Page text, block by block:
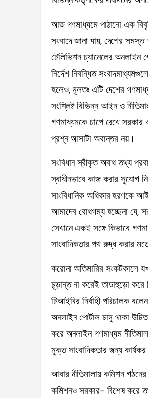
আজ গণমাধ্যমে পাঠানো এক
সংবাদে জানা যায়, দেশের
টেলিভিশন চ্যানেলের অনলাইন
নির্দেশ নিবন্ধিত
হলেও, মূলতঃ এটি দেশের
সংশ্লিষ্ট বিভিন্ন আইন ও
গণমাধ্যমকে চাপে রেখে সরকার
প্রশ্ন আসাটা অবান্তর নয়।
সংবিধান স্বীকৃত অবাধ তথ্য
স্বাধীনভাবে কাজ করার সুযোগ
সাংবিধানিক অধিকার হরণকে
আমাদের বোধগম্য হচ্ছেনা যে,
সেখানে একই সঙ্গে কিভাবে
সাংবাদিকতার পথ রুদ্ধ করার
করোনা অতিমারির সংকটকালে
চূড়ান্ত না করেই তাড়াহুড়ো করে
টিআইবির নির্বাহী পরিচালক
অনলাইন পোর্টাল চালু থাকা
করে অনলাইন গণমাধ্যম
মুক্ত সাংবাদিকতার জন্য
আবার নীতিমালায় কমিশন
কমিশনও সরকার- বিশেষ করে